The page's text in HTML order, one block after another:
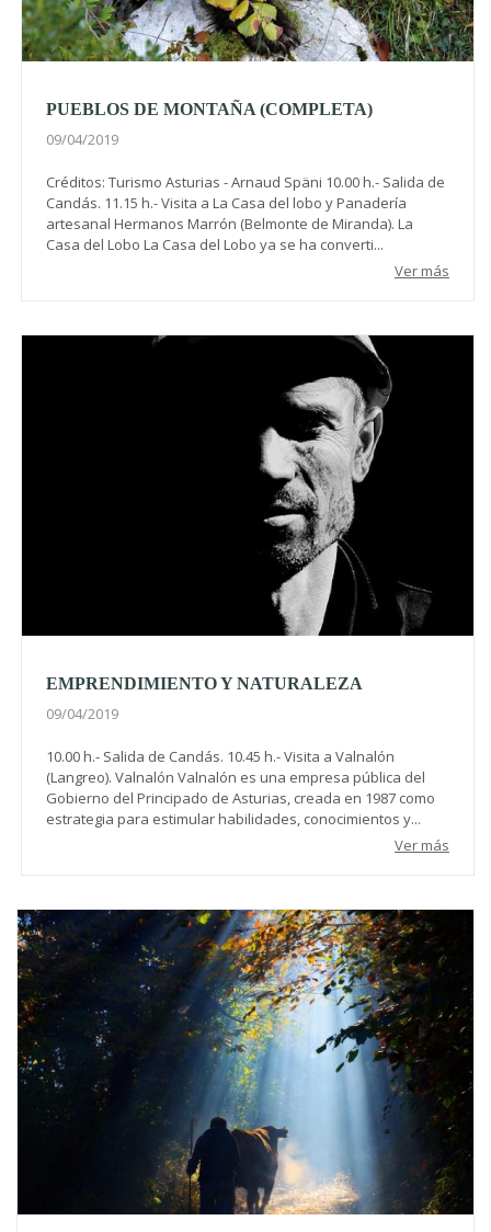
PUEBLOS DE MONTAÑA (COMPLETA)
09/04/2019
Créditos: Turismo Asturias - Arnaud Späni 10.00 h.- Salida de
Candás. 11.15 h.- Visita a La Casa del lobo y Panadería
artesanal Hermanos Marrón (Belmonte de Miranda). La
Casa del Lobo La Casa del Lobo ya se ha converti...
Ver más
EMPRENDIMIENTO Y NATURALEZA
09/04/2019
10.00 h.- Salida de Candás. 10.45 h.- Visita a Valnalón
(Langreo). Valnalón Valnalón es una empresa pública del
Gobierno del Principado de Asturias, creada en 1987 como
estrategia para estimular habilidades, conocimientos y...
Ver más